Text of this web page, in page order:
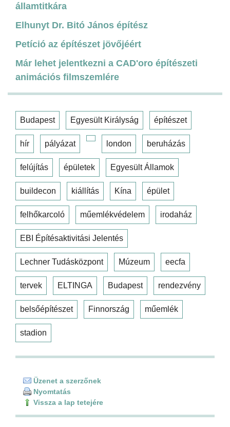
államtitkára
Elhunyt Dr. Bitó János építész
Petíció az építészet jövőjéért
Már lehet jelentkezni a CAD'oro építészeti
animációs filmszemlére
Budapest Egyesült Királyság építészet
hír pályázat london beruházás
felújítás épületek Egyesült Államok
buildecon kiállítás Kína épület
felhőkarcoló műemlékvédelem irodaház
EBI Építésaktivitási Jelentés
Lechner Tudásközpont Múzeum eecfa
tervek ELTINGA Budapest rendezvény
belsőépítészet Finnország műemlék
stadion
Üzenet a szerzőnek
Nyomtatás
Vissza a lap tetejére